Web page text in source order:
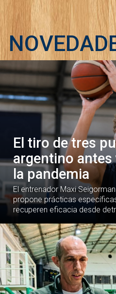
El tiro de tres
argentino antes
la pandemia
El entrenador Maxi
propone prácticas
recuperen eficacia desde